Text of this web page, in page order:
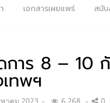
เอกสารเผยแพร่ สนั
การ 8 – 10
ทพฯ
าคม 2023 6,268 0